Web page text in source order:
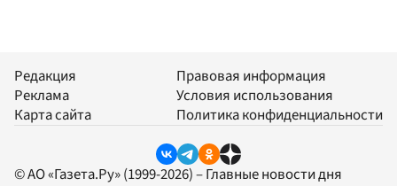
Редакция
Реклама
Карта сайта
Правовая информация
Условия использования
Политика конфиденциальности
© АО «Газета.Ру» (1999-2026) – Главные новости дня